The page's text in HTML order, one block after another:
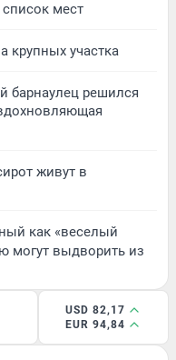
мест
крупных участка
барнаулец решился
живут в
как «веселый
могут выдворить из
USD 82,17
EUR 94,84